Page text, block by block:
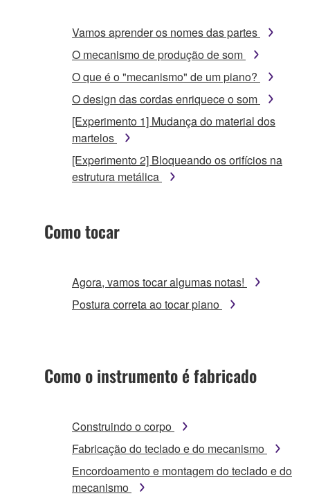
Vamos aprender os nomes das partes
O mecanismo de produção de som
O que é o "mecanismo" de um piano?
O design das cordas enriquece o som
[Experimento 1] Mudança do material dos
martelos
[Experimento 2] Bloqueando os orifícios na
estrutura metálica
Como tocar
Agora, vamos tocar algumas notas!
Postura correta ao tocar piano
Como o instrumento é fabricado
Construindo o corpo
Fabricação do teclado e do mecanismo
Encordoamento e montagem do teclado e do
mecanismo